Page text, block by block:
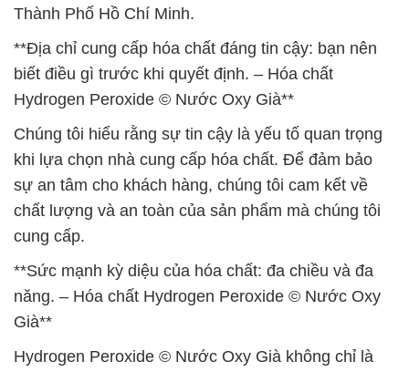
Thành Phố Hồ Chí Minh.
**Địa chỉ cung cấp hóa chất đáng tin cậy: bạn nên
biết điều gì trước khi quyết định. – Hóa chất
Hydrogen Peroxide © Nước Oxy Già**
Chúng tôi hiểu rằng sự tin cậy là yếu tố quan trọng
khi lựa chọn nhà cung cấp hóa chất. Để đảm bảo
sự an tâm cho khách hàng, chúng tôi cam kết về
chất lượng và an toàn của sản phẩm mà chúng tôi
cung cấp.
**Sức mạnh kỳ diệu của hóa chất: đa chiều và đa
năng. – Hóa chất Hydrogen Peroxide © Nước Oxy
Già**
Hydrogen Peroxide © Nước Oxy Già không chỉ là